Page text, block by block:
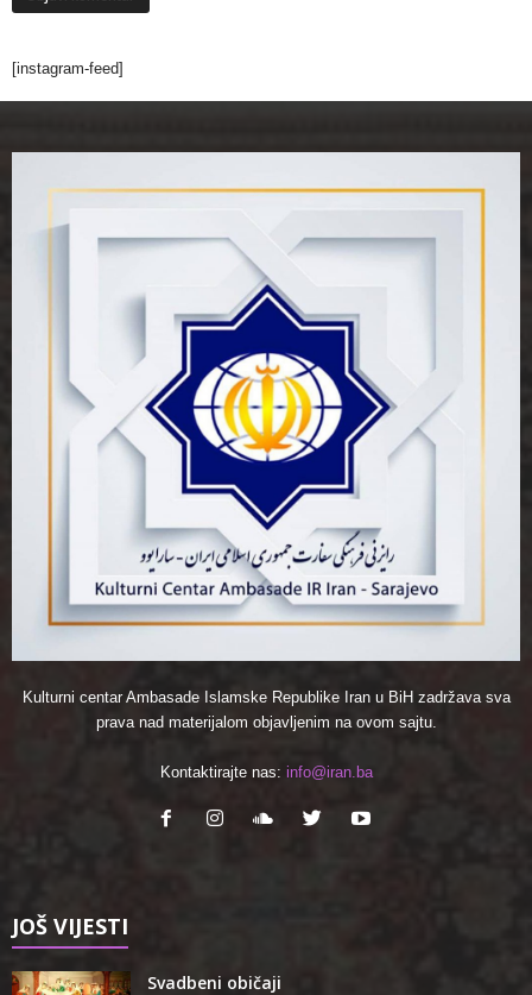
[instagram-feed]
Kulturni centar Ambasade Islamske Republike Iran u BiH zadržava sva
prava nad materijalom objavljenim na ovom sajtu.
Kontaktirajte nas: info@iran.ba
JOŠ VIJESTI
Svadbeni običaji